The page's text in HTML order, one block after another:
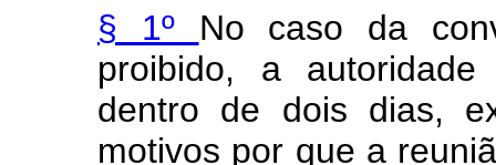
§ 1º No caso da
proibido, a
dentro de dois dias,
motivos por que a